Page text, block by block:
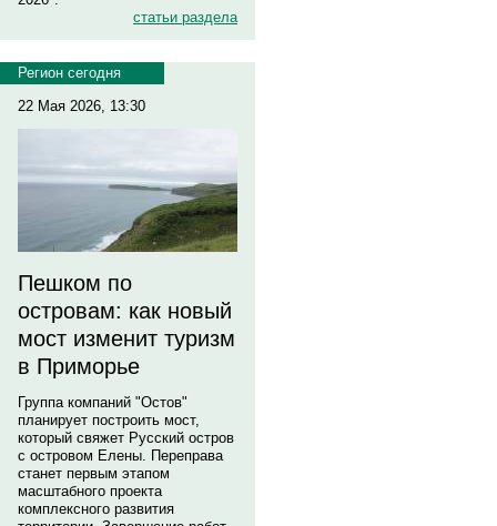
статьи раздела
Регион сегодня
22 Мая 2026, 13:30
Пешком по
островам: как новый
мост изменит туризм
в Приморье
Группа компаний "Остов"
планирует построить мост,
который свяжет Русский остров
с островом Елены. Переправа
станет первым этапом
масштабного проекта
комплексного развития